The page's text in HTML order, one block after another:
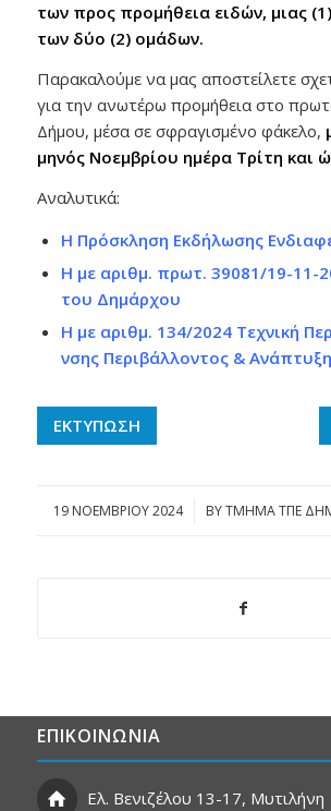
των προς προμήθεια ειδών, μιας
των δύο (2) ομάδων.
Παρακαλούμε να μας αποστείλετε
για την ανωτέρω προμήθεια στο
Δήμου, μέσα σε σφραγισμένο φάκελο,
μηνός Νοεμβρίου ημέρα Τρίτη και
Αναλυτικά:
Η Πρόσκληση Εκδήλωσης
Η με αριθμ. πρωτ. 39081/19-11-
του Δημάρχου
Η με αριθμ. 134/2024 Τεχνική
νσης Περιβάλλοντος &
ΕΚΤΥΠΩΣΗ
19 ΝΟΕΜΒΡΊΟΥ 2024
/ BYΤΜΗΜΑ ΤΠΕ
ΕΠΙΚΟΙΝΩΝΙΑ
Ελ. Βενιζέλου 13-17, Μυτιλήνη